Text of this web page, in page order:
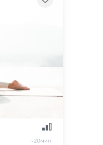
~20мин